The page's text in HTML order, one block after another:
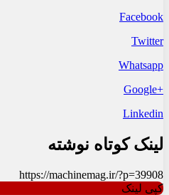
Facebook
Twitter
Whatsapp
+Google
Linkedin
لینک کوتاه نوشته
https://machinemag.ir/?p=39908
کپی لینک